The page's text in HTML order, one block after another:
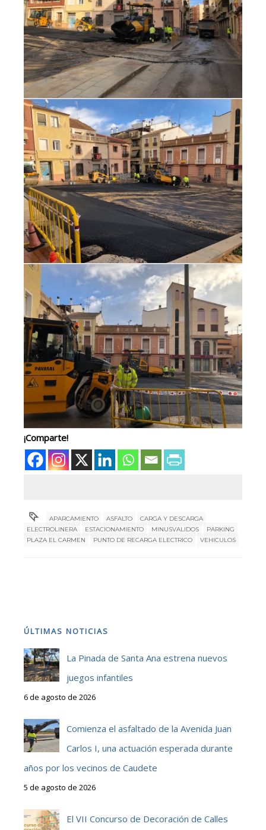
¡Comparte!
APARCAMIENTO ASFALTO
CARGA Y DESCARGA
ELECTROLINERA
ESTACIONAMIENTO MINUSVALIDOS
PARKING
PLAZA EL CARMEN
PUNTO DE RECARGA ELECTRICO VEHICULOS
ÚLTIMAS NOTICIAS
La Pinada de Santa Ana estrena nuevos
juegos infantiles
6 de agosto de 2026
Comienza el asfaltado de la Avenida Juan
Carlos I, una actuación esperada durante
años por los vecinos de Caudete
5 de agosto de 2026
El VII Concurso de Decoración de Calles